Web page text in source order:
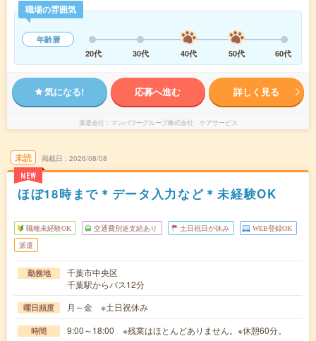
職場の雰囲気
年齢層
20代
30代 40代 50代 60代
気になる! 応募へ進む 詳しく見る
派遣会社 マンパワーグループ株式会社 ケアサービス
未読
NEW
掲載日 2026/08/08
ほぼ18時まで＊データ入力など＊未経験OK
職種未経験OK 交通費別途支給あり 土日祝日が休み WEB登録OK
派遣
勤務地
千葉市中央区
千葉駅からバス12分
曜日頻度 月～金 ※土日祝休み
時間 9:00～18:00 ※残業はほとんどありません。※休憩60分。